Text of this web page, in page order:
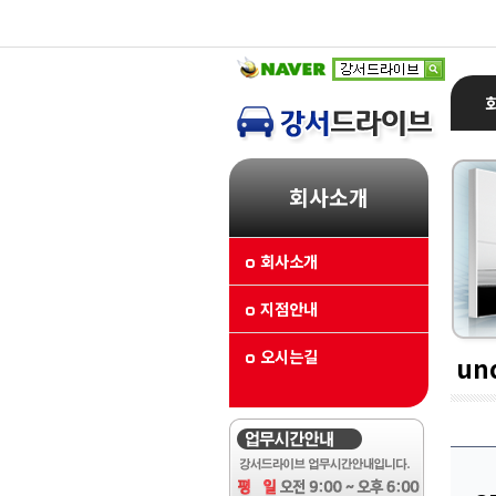
회사소개
회사소개
지점안내
오시는길